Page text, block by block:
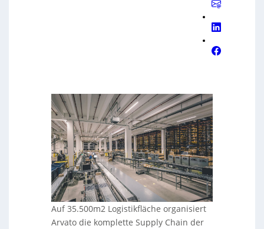
Auf 35.500m2 Logistikfläche organisiert
Arvato die komplette Supply Chain der